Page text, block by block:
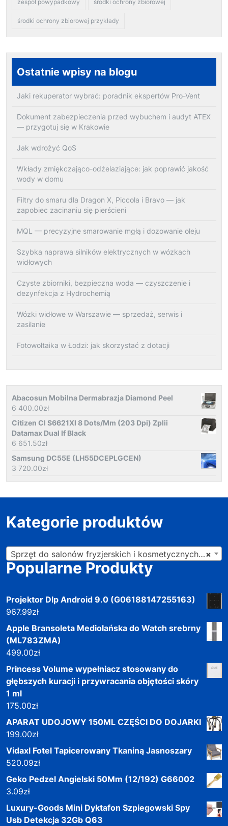
zespół powypadkowy środki ochrony zbiorowej
środki ochrony zbiorowej przykłady
Ostatnie wpisy na blogu
Jaki rekuperator wybrać: poradnik ekspertów Pro-Vent
Dokument zabezpieczenia przed wybuchem i audyt ATEX
— przygotuj się w Krakowie
Jak wdrożyć QoS
Wkłady zmiękczająco-odżelaziające: jak poprawić jakość
wody w domu
Filtry do smaru dla Dragon X, Piccola i Bravo — jak
zapobiec zacinaniu się pierścieni
MQL — precyzyjne smarowanie mgłą i dozowanie oleju
Szybka naprawa silników elektrycznych w wózkach
widłowych
Czyste zbiorniki, bezpieczna woda — czyszczenie i
dezynfekcja z Hydrochemią
Wózki widłowe w Warszawie — sprzedaż, serwis i
zasilanie
Fotowoltaika w Łodzi: jak skorzystać z dotacji
Abacosun Mobilna Dermabrazja Diamond Peel
6 400.00zł
Citizen Cl S6621Xl 8 Dots/Mm (203 Dpi) Zplii
Datamax Dual If Black
6 651.50zł
Samsung DC55E (LH55DCEPLGCEN)
3 720.00zł
Kategorie produktów
×
Sprzęt do salonów fryzjerskich i kosmetycznych (201)
Popularne Produkty
Projektor Dlp Android 9.0 (G06188147255163)
967.99zł
Apple Bransoleta Mediolańska do Watch srebrny
(ML783ZMA)
499.00zł
Princess Volume wypełniacz stosowany do
głębszych kuracji i przywracania objętości skóry
1 ml
175.00zł
APARAT UDOJOWY 150ML CZĘŚCI DO DOJARKI
199.00zł
Vidaxl Fotel Tapicerowany Tkaniną Jasnoszary
520.09zł
Geko Pedzel Angielski 50Mm (12/192) G66002
3.09zł
Luxury-Goods Mini Dyktafon Szpiegowski Spy
Usb Detekcja 32Gb Q63